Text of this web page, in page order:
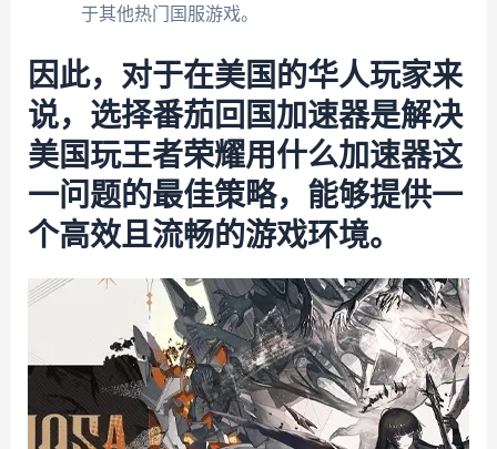
于其他热门国服游戏。
因此，对于在美国的华人玩家来
说，选择番茄回国加速器是解决
美国玩王者荣耀用什么加速器这
一问题的最佳策略，能够提供一
个高效且流畅的游戏环境。